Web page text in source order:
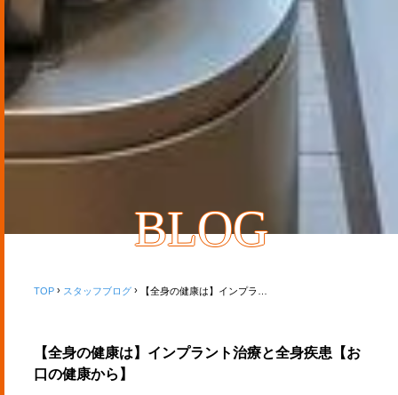
BLOG
TOP スタッフブログ 【全身の健康は】インプラント治療と全身疾患【お口の健康から】
【全身の健康は】インプラント治療と全身疾患【お
口の健康から】